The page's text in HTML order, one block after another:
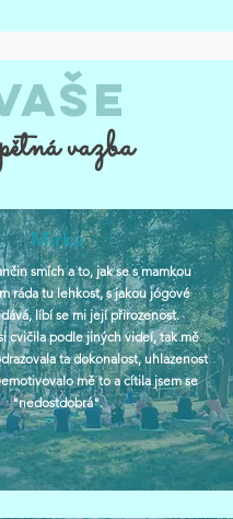
vazba
Mirka
smích a to, jak se s mamkou
ráda tu lehkost, s jakou jógové
líbí se mi její přirozenost.
cvičila podle jiných videí, tak mě
ta dokonalost, uhlazenost
mě to a cítila jsem se
"nedostdobrá".